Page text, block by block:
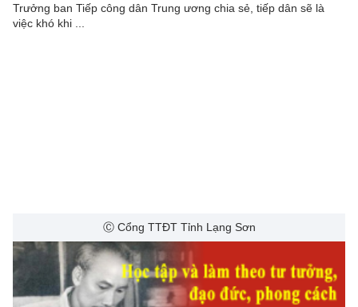
Trưởng ban Tiếp công dân Trung ương chia sẻ, tiếp dân sẽ là
việc khó khi ...
Ⓒ Cổng TTĐT Tỉnh Lạng Sơn